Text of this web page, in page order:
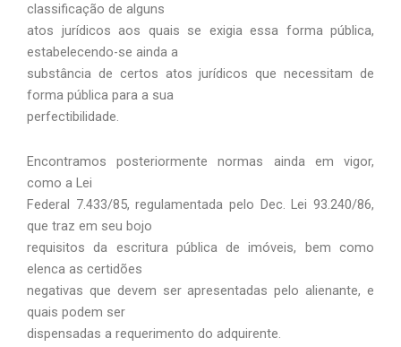
classificação de alguns
atos jurídicos aos quais se exigia essa forma pública,
estabelecendo-se ainda a
substância de certos atos jurídicos que necessitam de
forma pública para a sua
perfectibilidade.
Encontramos posteriormente normas ainda em vigor,
como a Lei
Federal 7.433/85, regulamentada pelo Dec. Lei 93.240/86,
que traz em seu bojo
requisitos da escritura pública de imóveis, bem como
elenca as certidões
negativas que devem ser apresentadas pelo alienante, e
quais podem ser
dispensadas a requerimento do adquirente.